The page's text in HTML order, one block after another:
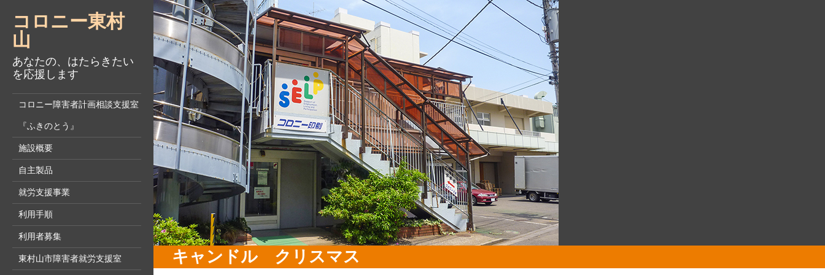
コロニー東村
山
あなたの、はたらきたい
を応援します
コロニー障害者計画相談支援室
『ふきのとう』
施設概要
自主製品
就労支援事業
利用手順
利用者募集
東村山市障害者就労支援室 キャンドル クリスマス